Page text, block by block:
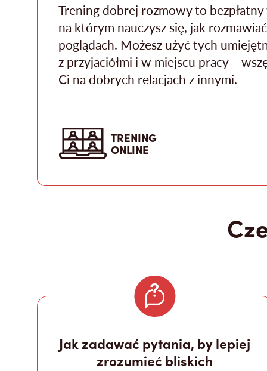
Trening dobrej rozmowy to
na którym nauczysz się, jak
poglądach. Możesz użyć tych
z przyjaciółmi i w miejscu pracy –
Ci na dobrych relacjach z innymi.
TRENING
ONLINE
Jak zadawać pytania, by lepiej
zrozumieć bliskich